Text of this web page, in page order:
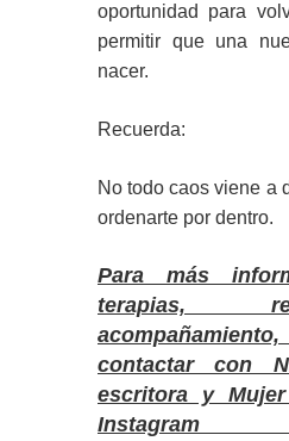
oportunidad para
permitir que una
nacer.
Recuerda:
No todo caos viene a
ordenarte por dentro.
Para más
terapias,
contactar con
escritora y